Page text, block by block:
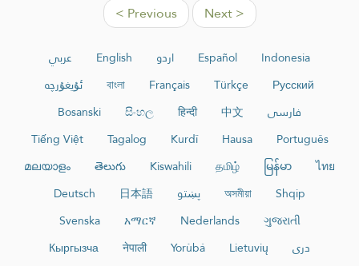
< Previous Next >
عربي English اردو Español
Indonesia
ئۇيغۇرچە
বাংলা Français Türkçe
Русский
Bosanski
සිංහල हिन्दी 中文
فارسی
Tiếng Việt
Tagalog Kurdî Hausa
Português
മലയാളം
తెలుగు Kiswahili தமிழ் မြန်မာ
ไทย
Deutsch
日本語 پښتو অসমীয়া
Shqip
Svenska
አማርኛ Nederlands
ગુજરાતી
Кыргызча
नेपाली Yorùbá Lietuvių
دری